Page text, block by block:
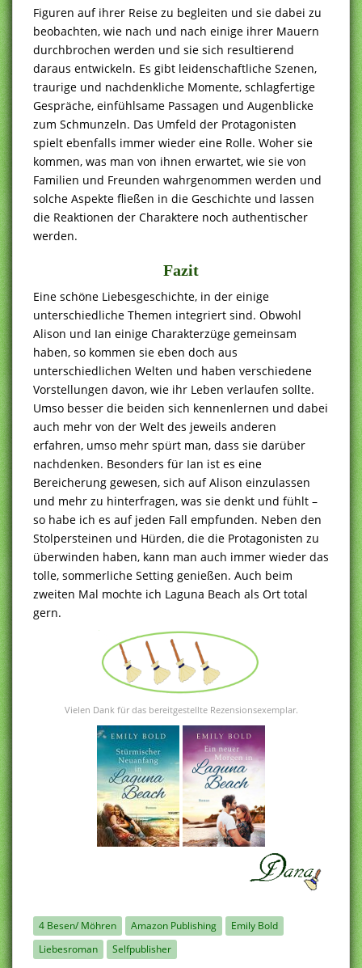
Figuren auf ihrer Reise zu begleiten und sie dabei zu
beobachten, wie nach und nach einige ihrer Mauern
durchbrochen werden und sie sich resultierend
daraus entwickeln. Es gibt leidenschaftliche Szenen,
traurige und nachdenkliche Momente, schlagfertige
Gespräche, einfühlsame Passagen und Augenblicke
zum Schmunzeln. Das Umfeld der Protagonisten
spielt ebenfalls immer wieder eine Rolle. Woher sie
kommen, was man von ihnen erwartet, wie sie von
Familien und Freunden wahrgenommen werden und
solche Aspekte fließen in die Geschichte und lassen
die Reaktionen der Charaktere noch authentischer
werden.
Fazit
Eine schöne Liebesgeschichte, in der einige
unterschiedliche Themen integriert sind. Obwohl
Alison und Ian einige Charakterzüge gemeinsam
haben, so kommen sie eben doch aus
unterschiedlichen Welten und haben verschiedene
Vorstellungen davon, wie ihr Leben verlaufen sollte.
Umso besser die beiden sich kennenlernen und dabei
auch mehr von der Welt des jeweils anderen
erfahren, umso mehr spürt man, dass sie darüber
nachdenken. Besonders für Ian ist es eine
Bereicherung gewesen, sich auf Alison einzulassen
und mehr zu hinterfragen, was sie denkt und fühlt –
so habe ich es auf jeden Fall empfunden. Neben den
Stolpersteinen und Hürden, die die Protagonisten zu
überwinden haben, kann man auch immer wieder das
tolle, sommerliche Setting genießen. Auch beim
zweiten Mal mochte ich Laguna Beach als Ort total
gern.
Vielen Dank für das bereitgestellte Rezensionsexemplar.
4 Besen/ Möhren Amazon Publishing
Emily Bold
Liebesroman
Selfpublisher